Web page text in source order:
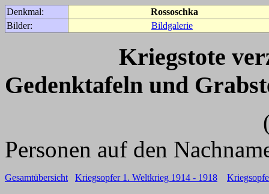
Denkmal:
Rossoschka
Bilder:
Bildgalerie
Kriegstote
Gedenktafeln und
(Für weitere
Personen auf den
Gesamtübersicht Kriegsopfer 1. Weltkrieg 1914 - 1918